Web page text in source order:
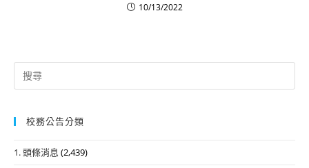
10/13/2022
Search
for:
校務公告分類
1. 頭條消息 (2,439)